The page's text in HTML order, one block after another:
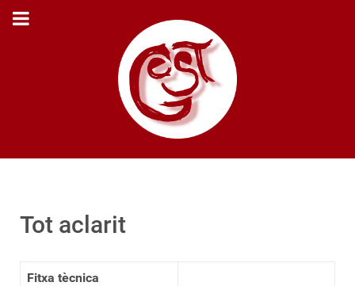
Tot aclarit
Fitxa tècnica